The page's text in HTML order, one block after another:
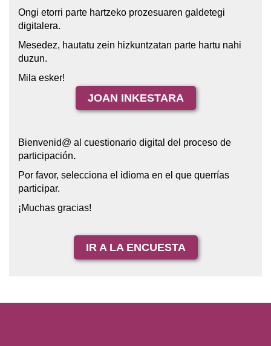
Ongi etorri parte hartzeko prozesuaren galdetegi
digitalera.
Mesedez, hautatu zein hizkuntzatan parte hartu nahi
duzun.
Mila esker!
JOAN INKESTARA
Bienvenid@ al cuestionario digital del proceso de
participación.
Por favor, selecciona el idioma en el que querrías
participar.
¡Muchas gracias!
IR A LA ENCUESTA